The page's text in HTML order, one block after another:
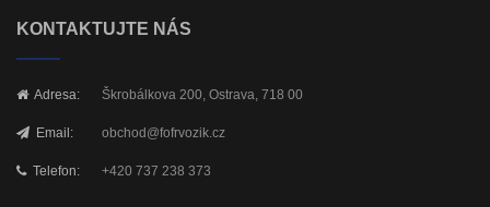
KONTAKTUJTE NÁS
Adresa: Škrobálkova 200, Ostrava, 718 00
Email: obchod@fofrvozik.cz
Telefon: +420 737 238 373